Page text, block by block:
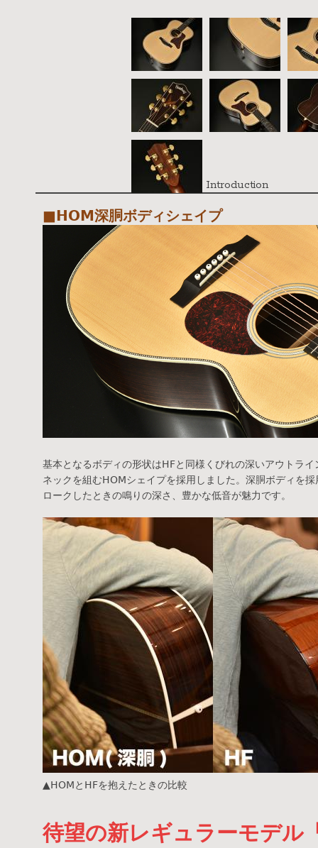
Introduction
■HOM深胴ボディシェイプ
基本となるボディの形状はHFと同様くびれの深いアウトラ
ネックを組むHOMシェイプを採用しました。深胴ボディを
ロークしたときの鳴りの深さ、豊かな低音が魅力です。
▲HOMとHFを抱えたときの比較
待望の新レギュラーモデル